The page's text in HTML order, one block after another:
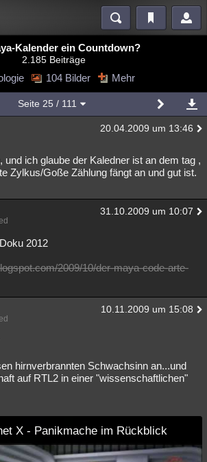
Blogs Videos
Mystery Kriminalfälle
Technologie Ufologie
Kalender ein Countdown?
2.185 Beiträge
104 Bilder Mehr
Seite 25 / 111
20.04.2009 um 13:46
und ich glaube der Kaledner ist an dem tag ,
Zylkus/Goße Zählung fängt an und gut ist.
31.10.2009 um 10:07
2012
2009/10/der-maya-code-arte-
10.11.2009 um 15:08
hirnverbrannten Schwachsinn an...und
auf RTL2 in einer "wissenschaftlichen"
X - Panikmache im Rückblick